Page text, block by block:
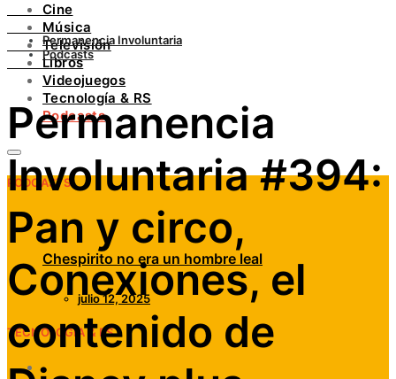
INSTAGRAM
PINTEREST
YOUTUBE
LINKEDIN
Cine
Música
Televisión
Libros
Videojuegos
Tecnología & RS
Podcasts
PODCASTS
Chespirito no era un hombre leal
julio 12, 2025
TECNOLOGÍA & RS
Permanencia Involuntaria
Podcasts
Permanencia
Involuntaria #394:
Pan y circo,
Conexiones, el
contenido de